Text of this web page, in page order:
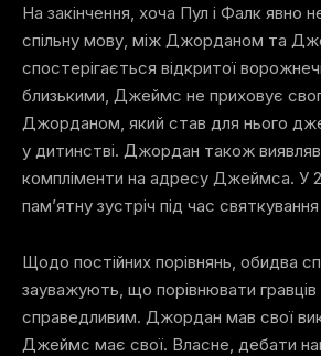
На закінчення, хоча Пул і Фалк явно
спільну мову, між Джорданом та
спостерігається відкритої
близькими, Джеймс не приховує
Джорданом, який став для нього
у дитинстві. Джордан також виявляв
компліменти на адресу Джеймса. У
пам’ятну зустріч під час
Щодо постійних порівнянь, обидва
зауважують, що порівнювати гравців
справедливим. Джордан мав свої
Джеймс має свої. Власне, дебати